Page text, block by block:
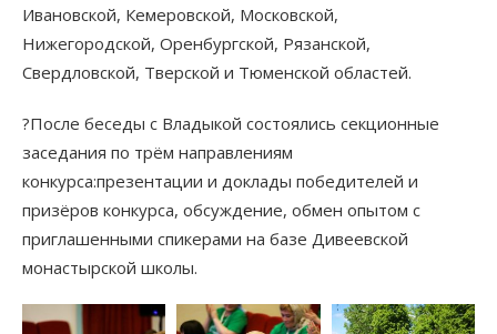
Ивановской, Кемеровской, Московской,
Нижегородской, Оренбургской, Рязанской,
Свердловской, Тверской и Тюменской областей.
?После беседы с Владыкой состоялись секционные
заседания по трём направлениям
конкурса:презентации и доклады победителей и
призёров конкурса, обсуждение, обмен опытом с
приглашенными спикерами на базе Дивеевской
монастырской школы.